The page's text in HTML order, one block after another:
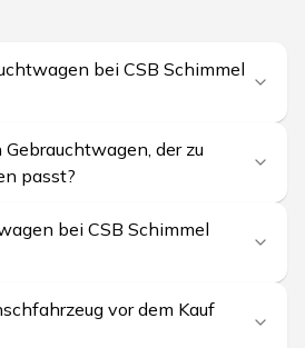
bei CSB Schimmel
der zu
passt?
bei CSB Schimmel
vor dem Kauf